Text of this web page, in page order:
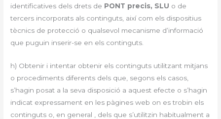
identificatives dels drets de PONT precis, SLU o de
tercers incorporats als continguts, així com els dispositius
tècnics de protecció o qualsevol mecanisme d’informació
que puguin inserir-se en els continguts.
h) Obtenir i intentar obtenir els continguts utilitzant mitjans
o procediments diferents dels que, segons els casos,
s’hagin posat a la seva disposició a aquest efecte o s’hagin
indicat expressament en les pàgines web on es trobin els
continguts o, en general , dels que s’utilitzin habitualment a